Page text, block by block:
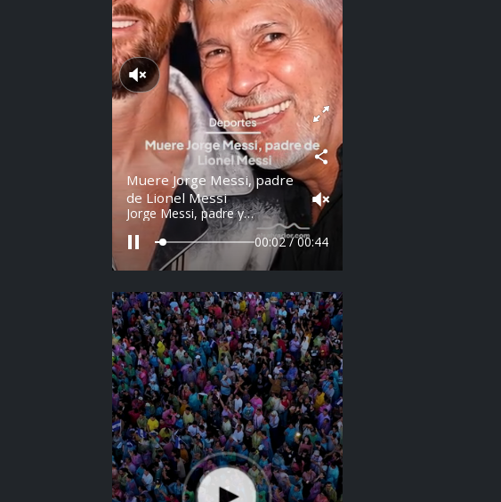
Reproducir sonido
Muere Jorge Messi, padre
de Lionel Messi
Jorge Messi, padre y
representante de Lionel
Messi, falleció a los 68 años
en Argentina. Fue una figura
clave en la carrera del astro
años.
00:03 / 00:44